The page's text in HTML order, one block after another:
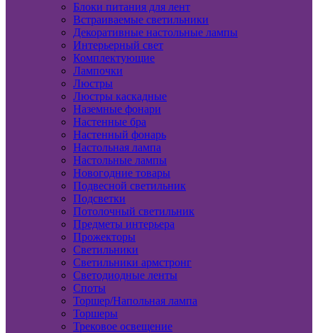
Блоки питания для лент
Встраиваемые светильники
Декоративные настольные лампы
Интерьерный свет
Комплектующие
Лампочки
Люстры
Люстры каскадные
Наземные фонари
Настенные бра
Настенный фонарь
Настольная лампа
Настольные лампы
Новогодние товары
Подвесной светильник
Подсветки
Потолочный светильник
Предметы интерьера
Прожекторы
Светильники
Светильники армстронг
Светодиодные ленты
Споты
Торшер/Напольная лампа
Торшеры
Трековое освещение